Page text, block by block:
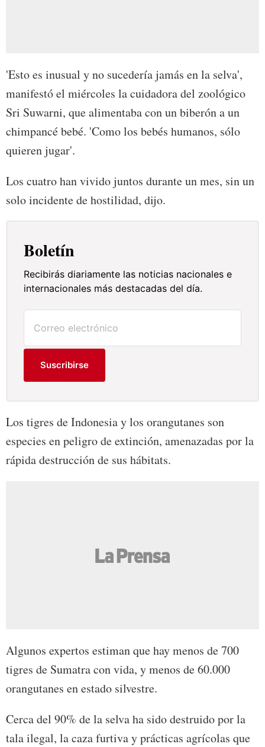
'Esto es inusual y no sucedería jamás en la selva',
manifestó el miércoles la cuidadora del zoológico
Sri Suwarni, que alimentaba con un biberón a un
chimpancé bebé. 'Como los bebés humanos, sólo
quieren jugar'.
Los cuatro han vivido juntos durante un mes, sin un
solo incidente de hostilidad, dijo.
Boletín
Recibirás diariamente las noticias nacionales e
internacionales más destacadas del día.
Suscribirse
Los tigres de Indonesia y los orangutanes son
especies en peligro de extinción, amenazadas por la
rápida destrucción de sus hábitats.
Algunos expertos estiman que hay menos de 700
tigres de Sumatra con vida, y menos de 60.000
orangutanes en estado silvestre.
Cerca del 90% de la selva ha sido destruido por la
tala ilegal, la caza furtiva y prácticas agrícolas que